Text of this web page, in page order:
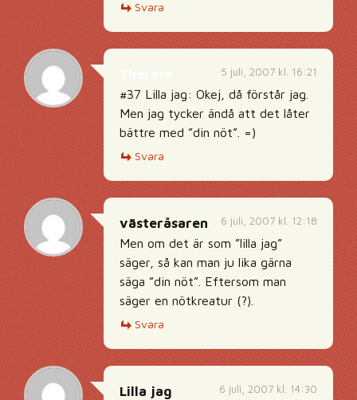
Svara
5 juli, 2007 kl. 16:21
#37 Lilla jag: Okej, då förstår jag.
Men jag tycker ändå att det låter
bättre med ”din nöt”. =)
Svara
6 juli, 2007 kl. 12:18
västeråsaren
Men om det är som ”lilla jag”
säger, så kan man ju lika gärna
säga ”din nöt”. Eftersom man
säger en nötkreatur (?).
Svara
6 juli, 2007 kl. 14:30
Lilla jag